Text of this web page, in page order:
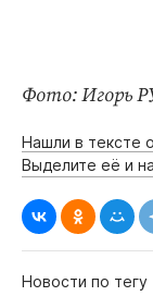
Фото: Игорь
Нашли в тексте
Выделите её и
Новости по тегу